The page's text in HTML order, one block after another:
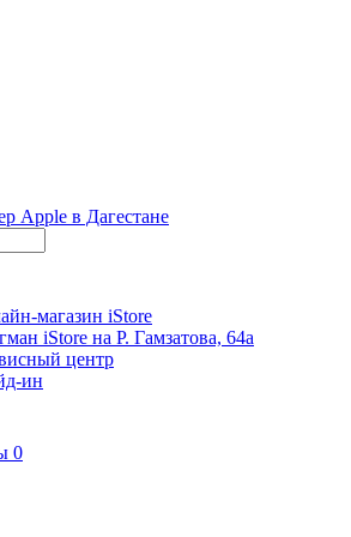
магазин iStore
iStore на Р. Гамзатова, 64а
центр
ин
0